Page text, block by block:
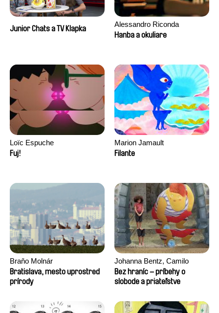
Junior Chats a TV Klapka
Alessandro Riconda
Hanba a okuliare
Loïc Espuche
Fuj!
Marion Jamault
Filante
Braňo Molnár
Bratislava, mesto uprostred
prírody
Johanna Bentz, Camilo
Colmenares, Sandra Dajani,
Madeleine Dallmeyer, Nazgol
Khaled Nawal, Nada Riyad
Bez hraníc – príbehy o
slobode a priateľstve